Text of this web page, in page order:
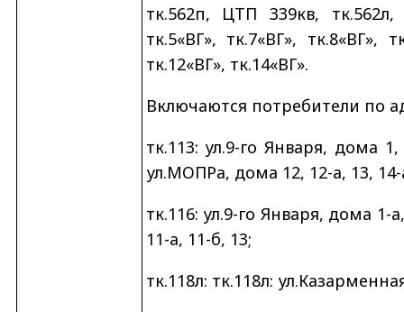
тк.562п, ЦТП 339кв, тк.562л,
тк.5«ВГ», тк.7«ВГ», тк.8«ВГ»,
тк.12«ВГ», тк.14«ВГ».
Включаются потребители по
тк.113: ул.9-го Января, дома
ул.МОПРа, дома 12, 12-а, 13, 14-
тк.116: ул.9-го Января, дома
11-а, 11-б, 13;
тк.118л: тк.118л: